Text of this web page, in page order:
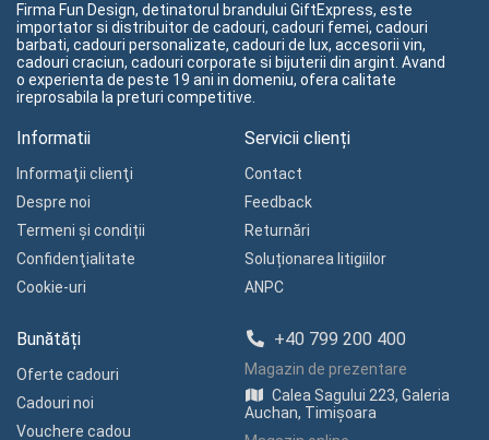
Firma Fun Design, detinatorul brandului GiftExpress, este
importator si distribuitor de cadouri, cadouri femei, cadouri
barbati, cadouri personalizate, cadouri de lux, accesorii vin,
cadouri craciun, cadouri corporate si bijuterii din argint. Avand
o experienta de peste 19 ani in domeniu, ofera calitate
ireprosabila la preturi competitive.
Informatii
Informaţii clienţi
Despre noi
Termeni și condiții
Confidenţialitate
Cookie-uri
Servicii clienți
Contact
Feedback
Returnări
Soluționarea litigiilor
ANPC
Bunătăți
Oferte cadouri
Cadouri noi
Vouchere cadou
+40 799 200 400
Magazin de prezentare
Calea Sagului 223, Galeria
Auchan, Timișoara